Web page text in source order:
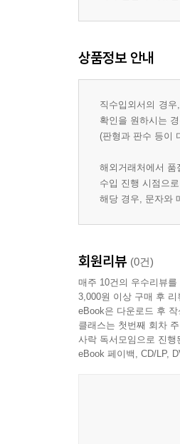
상품정보 안내
직수입외서의 경
확인을 원하시는
(판형과 판수 등이
해외거래처에서
수입 진행 시점으
해당 경우, 문자와
회원리뷰 (0건)
매주 10건의 우수리뷰
3,000원 이상 구매 후 리
eBook은 다운로드 후
클래스는 첫번째 회차
사락 독서모임으로 진
eBook 페이백, CD/LP,